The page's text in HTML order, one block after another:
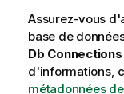
Assurez-vous
base de
Db Connections
d'informations,
métadonnées